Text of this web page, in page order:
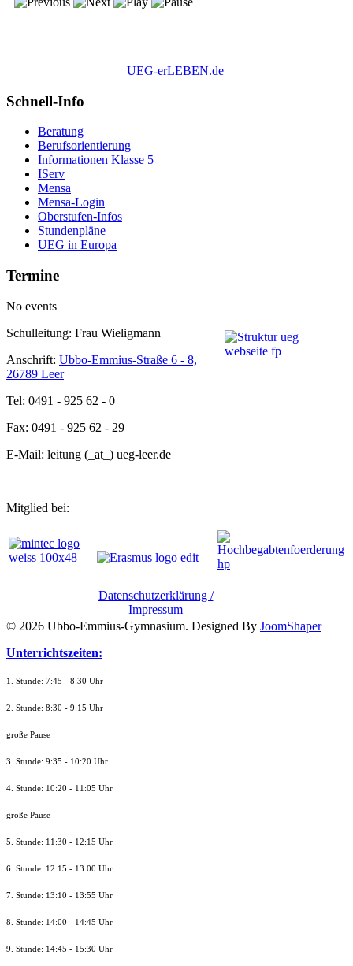
UEG-erLEBEN.de
Schnell-Info
Beratung
Berufsorientierung
Informationen Klasse 5
IServ
Mensa
Mensa-Login
Oberstufen-Infos
Stundenpläne
UEG in Europa
Termine
No events
Schulleitung: Frau Wieligmann
Anschrift: Ubbo-Emmius-Straße 6 - 8,
26789 Leer
Tel: 0491 - 925 62 - 0
Fax: 0491 - 925 62 - 29
E-Mail: leitung (_at_) ueg-leer.de
Mitglied bei:
Datenschutzerklärung /
Impressum
© 2026 Ubbo-Emmius-Gymnasium. Designed By JoomShaper
Unterrichtszeiten:
1. Stunde: 7:45 - 8:30 Uhr
2. Stunde: 8:30 - 9:15 Uhr
große Pause
3. Stunde: 9:35 - 10:20 Uhr
4. Stunde: 10:20 - 11:05 Uhr
große Pause
5. Stunde: 11:30 - 12:15 Uhr
6. Stunde: 12:15 - 13:00 Uhr
7. Stunde: 13:10 - 13:55 Uhr
8. Stunde: 14:00 - 14:45 Uhr
9. Stunde: 14:45 - 15:30 Uhr